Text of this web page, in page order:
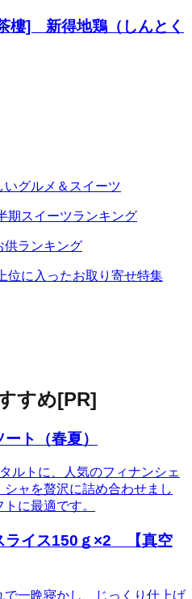
樓] 新得地鶏（しんとく
グルメ＆スイーツ
期スイーツランキング
供ランキング
位に入ったお取り寄せ特集
すめ[PR]
ト（春夏）
ルトに、人気のフィナンシェ
ャを贅沢に詰め合わせまし
に最適です。
イス150ｇ×2 【真空
一晩寝かし、じっくり仕上げ